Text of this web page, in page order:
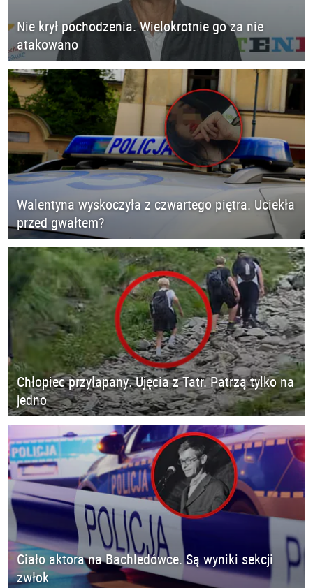
Nie krył pochodzenia. Wielokrotnie go za nie
atakowano
Walentyna wyskoczyła z czwartego piętra. Uciekła
przed gwałtem?
Chłopiec przyłapany. Ujęcia z Tatr. Patrzą tylko na
jedno
Ciało aktora na Bachledówce. Są wyniki sekcji
zwłok